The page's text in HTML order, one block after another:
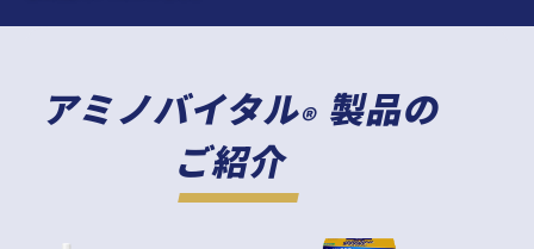
アミノバイタル®製品の
ご紹介